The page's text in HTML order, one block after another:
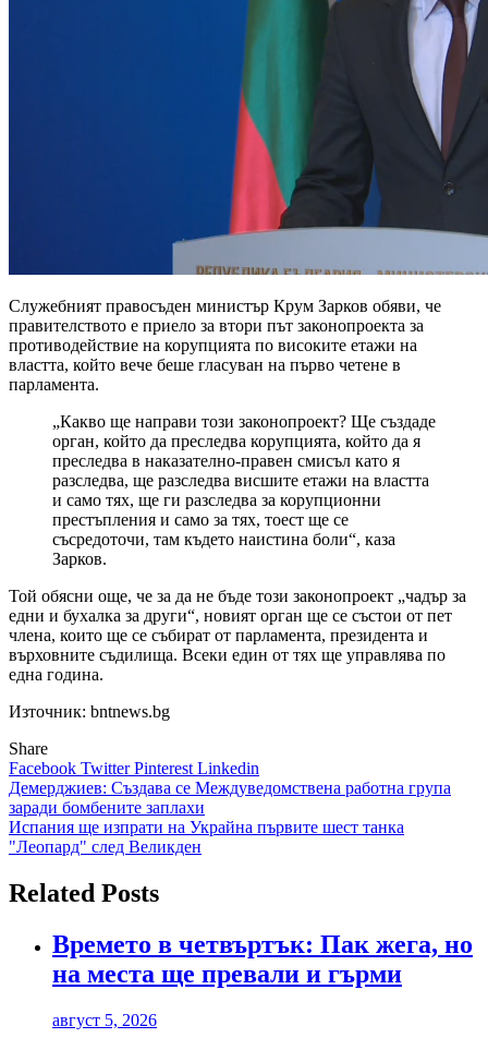
Служебният правосъден министър Крум Зарков обяви, че
правителството е приело за втори път законопроекта за
противодействие на корупцията по високите етажи на
властта, който вече беше гласуван на първо четене в
парламента.
„Какво ще направи този законопроект? Ще създаде
орган, който да преследва корупцията, който да я
преследва в наказателно-правен смисъл като я
разследва, ще разследва висшите етажи на властта
и само тях, ще ги разследва за корупционни
престъпления и само за тях, тоест ще се
съсредоточи, там където наистина боли“, каза
Зарков.
Той обясни още, че за да не бъде този законопроект „чадър за
едни и бухалка за други“, новият орган ще се състои от пет
члена, които ще се събират от парламента, президента и
върховните съдилища. Всеки един от тях ще управлява по
една година.
Източник: bntnews.bg
Share
Facebook TwitterPinterest Linkedin
Навигация
Демерджиев: Създава се Междуведомствена работна група
заради бомбените заплахи
Испания ще изпрати на Украйна първите шест танка
"Леопард" след Великден
Related Posts
Времето в четвъртък: Пак жега, но
на места ще превали и гърми
август 5, 2026